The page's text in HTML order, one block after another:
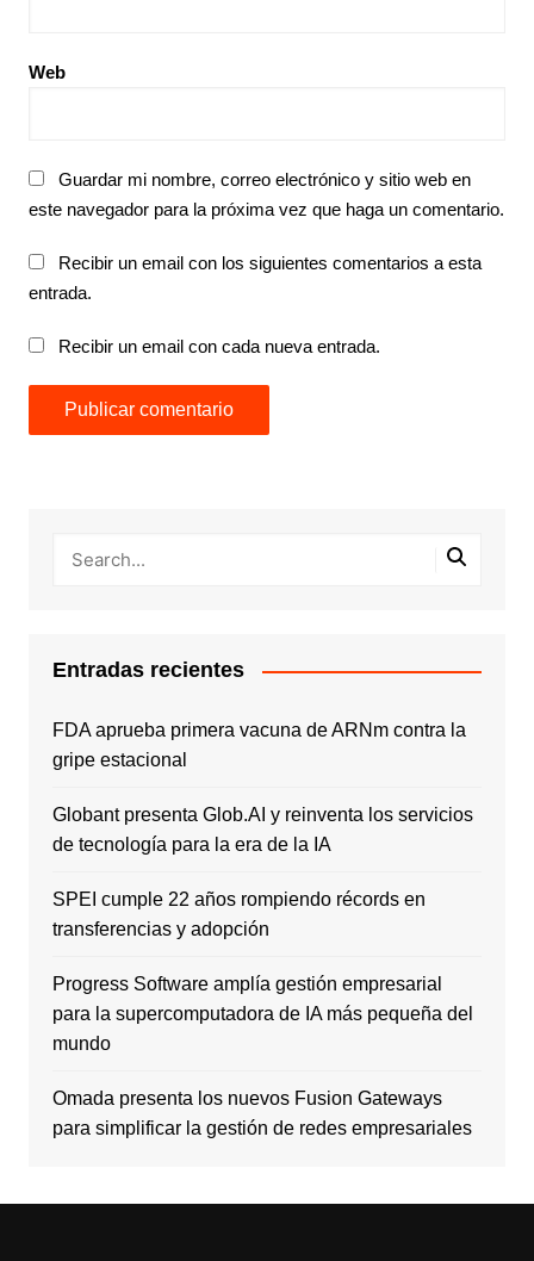
Web
Guardar mi nombre, correo electrónico y sitio web en
este navegador para la próxima vez que haga un comentario.
Recibir un email con los siguientes comentarios a esta
entrada.
Recibir un email con cada nueva entrada.
Entradas recientes
FDA aprueba primera vacuna de ARNm contra la
gripe estacional
Globant presenta Glob.AI y reinventa los servicios
de tecnología para la era de la IA
SPEI cumple 22 años rompiendo récords en
transferencias y adopción
Progress Software amplía gestión empresarial
para la supercomputadora de IA más pequeña del
mundo
Omada presenta los nuevos Fusion Gateways
para simplificar la gestión de redes empresariales